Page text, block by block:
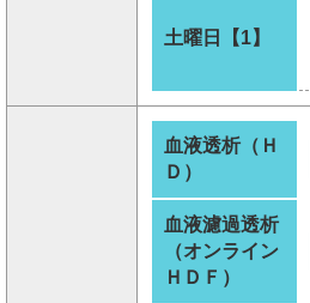
土曜日【1】
血液透析（Ｈ
Ｄ）
血液濾過透析
（オンライン
ＨＤＦ）